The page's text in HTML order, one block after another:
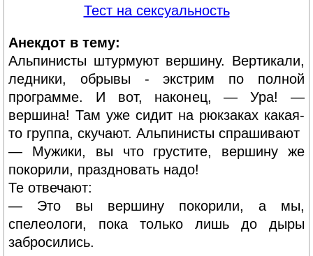
Тест на сексуальность
Анекдот в тему:
Альпинисты штурмуют вершину. Вертикали,
ледники, обрывы - экстрим по полной
программе. И вот, наконец, — Ура! —
вершина! Там уже сидит на рюкзаках какая-
то группа, скучают. Альпинисты спрашивают
— Мужики, вы что грустите, вершину же
покорили, праздновать надо!
Те отвечают:
— Это вы вершину покорили, а мы,
спелеологи, пока только лишь до дыры
забросились.